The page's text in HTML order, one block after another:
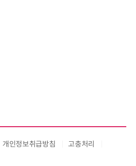
개인정보취급방침
고충처리